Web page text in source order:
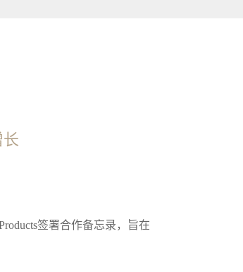
签署合作备忘录，旨在